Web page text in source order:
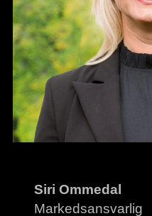
Siri Ommedal
Markedsansvarlig